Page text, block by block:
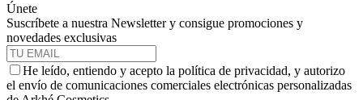
Únete
Suscríbete a nuestra Newsletter y consigue promociones y
novedades exclusivas
He leído, entiendo y acepto la política de privacidad, y autorizo
el envío de comunicaciones comerciales electrónicas personalizadas